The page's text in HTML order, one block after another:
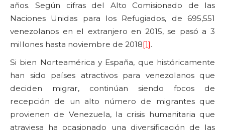
años. Según cifras del Alto Comisionado de las
Naciones Unidas para los Refugiados, de 695,551
venezolanos en el extranjero en 2015, se pasó a 3
millones hasta noviembre de 2018[1].
Si bien Norteamérica y España, que históricamente
han sido países atractivos para venezolanos que
deciden migrar, continúan siendo focos de
recepción de un alto número de migrantes que
provienen de Venezuela, la crisis humanitaria que
atraviesa ha ocasionado una diversificación de las